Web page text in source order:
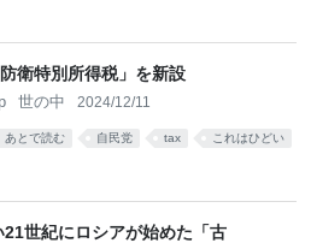
衛特別所得税」を新設
世の中 2024/12/11
あとで読む 自民党 tax これはひどい
世紀にロシアが始めた「古